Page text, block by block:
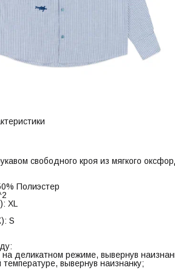
свободного кроя из мягкого
Полиэстер
XL
S
на деликатном режиме, вывернув
вывернув наизнанку;